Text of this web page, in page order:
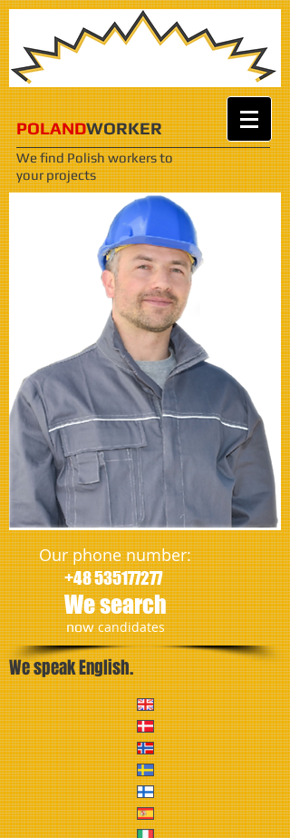
POLANDWORKER
We find Polish workersto
your projects
Our phone number:
+48 535177277
We search
​nowcandidates
We speak English.